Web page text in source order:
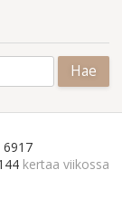
6917
kertaa viikossa